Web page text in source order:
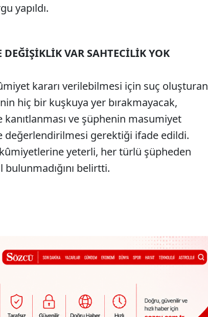
yapıldı.
VAR SAHTECİLİK YOK
kararı verilebilmesi için suç oluşturan
hiç bir kuşkuya yer bırakmayacak,
ve şüphenin masumiyet
değerlendirilmesi gerektiği ifade edildi.
yeterli, her türlü şüpheden
bulunmadığını belirtti.